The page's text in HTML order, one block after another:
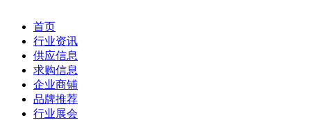
首页
行业资讯
供应信息
求购信息
企业商铺
品牌推荐
行业展会